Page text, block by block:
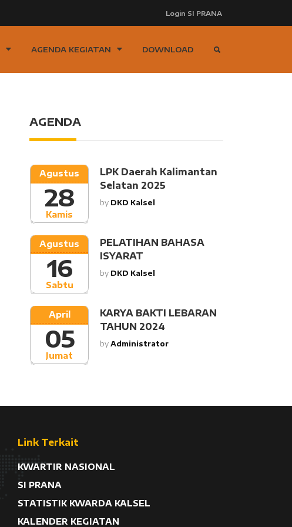
Login SI PRANA
AGENDA KEGIATAN DOWNLOAD
AGENDA
Kamis
Agustus
28
LPK Daerah Kalimantan
Selatan 2025
by DKD Kalsel
Sabtu
Agustus
16
PELATIHAN BAHASA
ISYARAT
by DKD Kalsel
Jumat
April
05
KARYA BAKTI LEBARAN
TAHUN 2024
by Administrator
Link Terkait
KWARTIR NASIONAL
SI PRANA
STATISTIK KWARDA KALSEL
KALENDER KEGIATAN